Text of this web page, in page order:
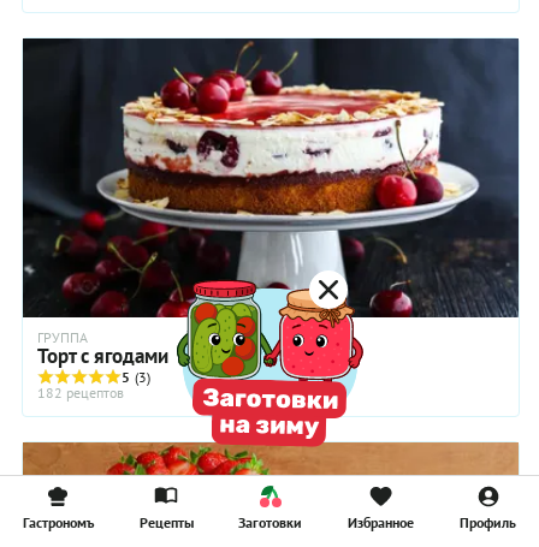
ГРУППА
Торт с ягодами
5 (3)
182 рецептов
Гастрономъ Рецепты Заготовки Избранное Профиль